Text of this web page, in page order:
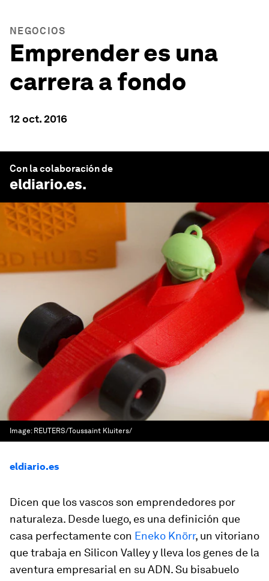
NEGOCIOS
Emprender es una
carrera a fondo
12 oct. 2016
Con la colaboración de
eldiario.es.
Image: REUTERS/Toussaint Kluiters/
eldiario.es
Dicen que los vascos son emprendedores por
naturaleza. Desde luego, es una definición que
casa perfectamente con Eneko Knörr, un vitoriano
que trabaja en Silicon Valley y lleva los genes de la
aventura empresarial en su ADN. Su bisabuelo